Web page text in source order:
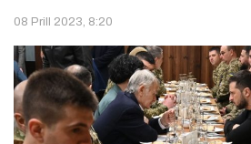
08 Prill 2023, 8:20